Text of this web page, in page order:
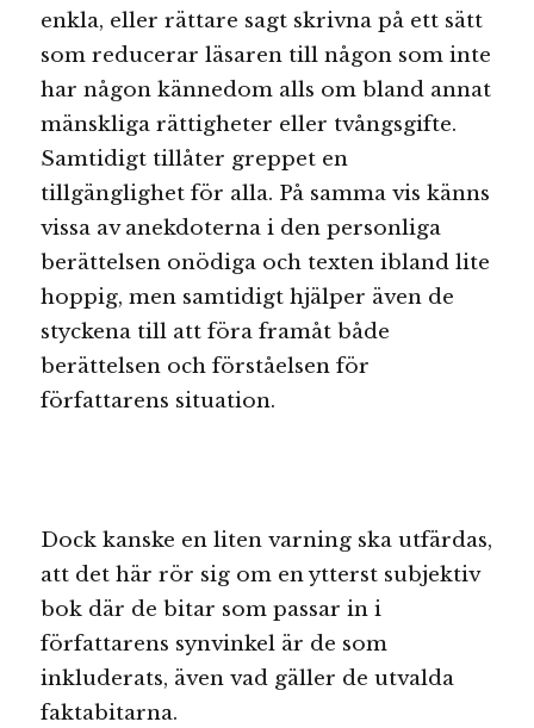
enkla, eller rättare sagt skrivna på ett sätt
som reducerar läsaren till någon som inte
har någon kännedom alls om bland annat
mänskliga rättigheter eller tvångsgifte.
Samtidigt tillåter greppet en
tillgänglighet för alla. På samma vis känns
vissa av anekdoterna i den personliga
berättelsen onödiga och texten ibland lite
hoppig, men samtidigt hjälper även de
styckena till att föra framåt både
berättelsen och förståelsen för
författarens situation.
Dock kanske en liten varning ska utfärdas,
att det här rör sig om en ytterst subjektiv
bok där de bitar som passar in i
författarens synvinkel är de som
inkluderats, även vad gäller de utvalda
faktabitarna.